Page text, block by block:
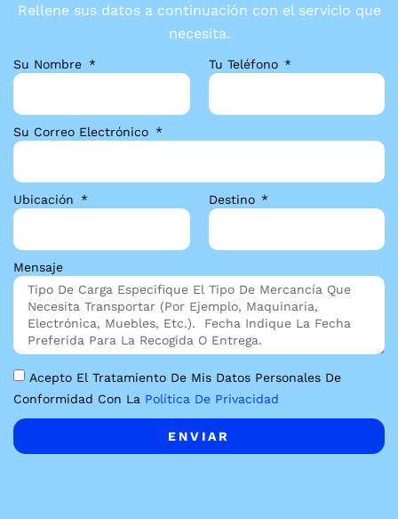
Rellene sus datos a continuación con el servicio que
necesita.
Su Nombre Tu Teléfono
Su Correo Electrónico
Ubicación Destino
Mensaje
Acepto El Tratamiento De Mis Datos Personales De
Conformidad Con La Política De Privacidad
ENVIAR